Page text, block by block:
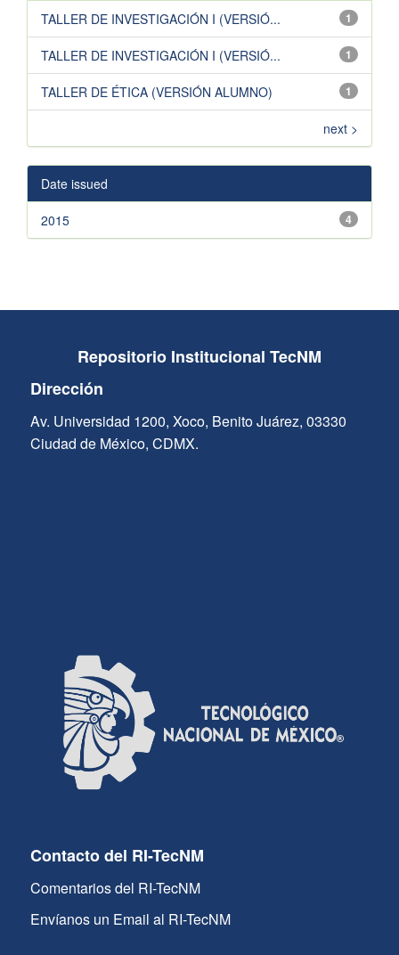
1
TALLER DE INVESTIGACIÓN I (VERSIÓ...
1
TALLER DE INVESTIGACIÓN I (VERSIÓ...
1
TALLER DE ÉTICA (VERSIÓN ALUMNO)
next >
Date issued
4
2015
Repositorio Institucional TecNM
Dirección
Av. Universidad 1200, Xoco, Benito Juárez, 03330
Ciudad de México, CDMX.
Contacto del RI-TecNM
Comentarios del RI-TecNM
Envíanos un Email al RI-TecNM